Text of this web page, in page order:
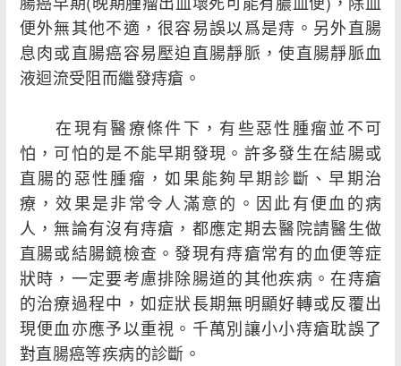
便外無其他不適，很容易誤以爲是痔。另外直腸
息肉或直腸癌容易壓迫直腸靜脈，使直腸靜脈血
液迴流受阻而繼發痔瘡。
在現有醫療條件下，有些惡性腫瘤並不可
怕，可怕的是不能早期發現。許多發生在結腸或
直腸的惡性腫瘤，如果能夠早期診斷、早期治
療，效果是非常令人滿意的。因此有便血的病
人，無論有沒有痔瘡，都應定期去醫院請醫生做
直腸或結腸鏡檢查。發現有痔瘡常有的血便等症
狀時，一定要考慮排除腸道的其他疾病。在痔瘡
的治療過程中，如症狀長期無明顯好轉或反覆出
現便血亦應予以重視。千萬別讓小小痔瘡耽誤了
對直腸癌等疾病的診斷。